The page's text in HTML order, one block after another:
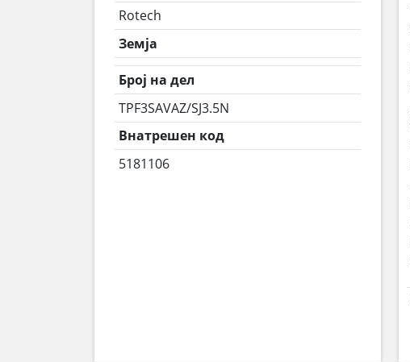
Rotech
Земја
Број на дел
TPF3SAVAZ/SJ3.5N
Внатрешен код
5181106